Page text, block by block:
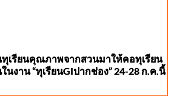
เรียนคุณภาพจากสวนมาให้คอทุเรียน
นงาน “ทุเรียนGIปากช่อง” 24-28 ก.ค.นี้